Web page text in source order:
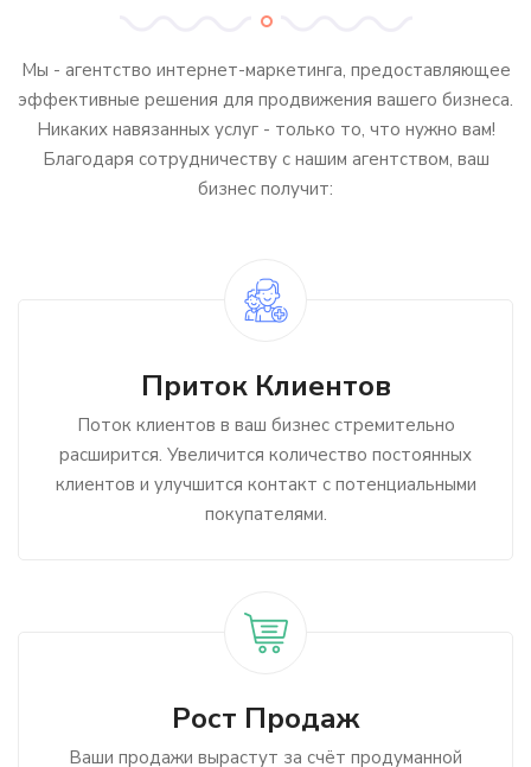
Мы - агентство интернет-маркетинга, предоставляющее
эффективные решения для продвижения вашего бизнеса.
Никаких навязанных услуг - только то, что нужно вам!
Благодаря сотрудничеству с нашим агентством, ваш
бизнес получит:
Приток Клиентов
Поток клиентов в ваш бизнес стремительно
расширится. Увеличится количество постоянных
клиентов и улучшится контакт с потенциальными
покупателями.
Рост Продаж
Ваши продажи вырастут за счёт продуманной